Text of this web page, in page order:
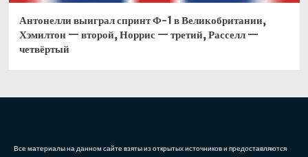
Антонелли выиграл спринт Ф-1 в Великобритании,
Хэмилтон — второй, Норрис — третий, Расселл —
четвёртый
Все материалы на данном сайте взяты из открытых источников и предоставляются